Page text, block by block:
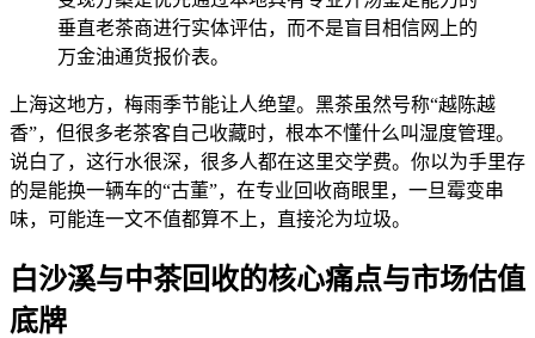
垂直老茶商进行实体评估，而不是盲目相信网上的
万金油通货报价表。
上海这地方，梅雨季节能让人绝望。黑茶虽然号称“越陈越
香”，但很多老茶客自己收藏时，根本不懂什么叫湿度管理。
说白了，这行水很深，很多人都在这里交学费。你以为手里存
的是能换一辆车的“古董”，在专业回收商眼里，一旦霉变串
味，可能连一文不值都算不上，直接沦为垃圾。
白沙溪与中茶回收的核心痛点与市场估值
底牌